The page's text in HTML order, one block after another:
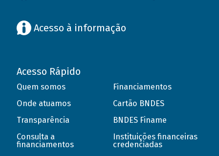
Acesso à informação
Acesso Rápido
Quem somos
Onde atuamos
Transparência
Consulta a
financiamentos
Financiamentos
Cartão BNDES
BNDES Finame
Instituições financeiras
credenciadas